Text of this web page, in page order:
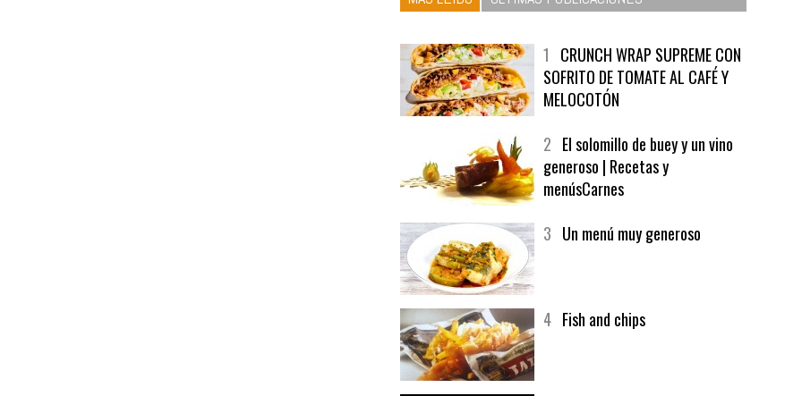
MÁS LEÍDO ÚLTIMAS PUBLICACIONES
SOFRITO DE TOMATE AL CAFÉ Y
MELOCOTÓN
generoso | Recetas y